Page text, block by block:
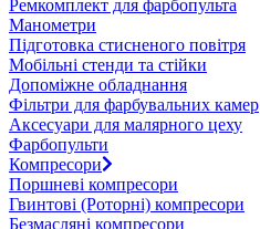
Ремкомплект для фарбопульта
Манометри
Підготовка стисненого повітря
Мобільні стенди та стійки
Допоміжне обладнання
Фільтри для фарбувальних камер
Аксесуари для малярного цеху
Фарбопульти
Компресори
Поршневі компресори
Гвинтові (Роторні) компресори
Безмасляні компресори